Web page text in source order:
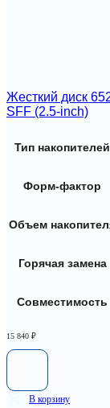
Жесткий диск
SFF (2.5-inch)
Тип накопителей
Форм-фактор
Объем
Горячая замена
Совместимость
15 840 ₽
В корзину